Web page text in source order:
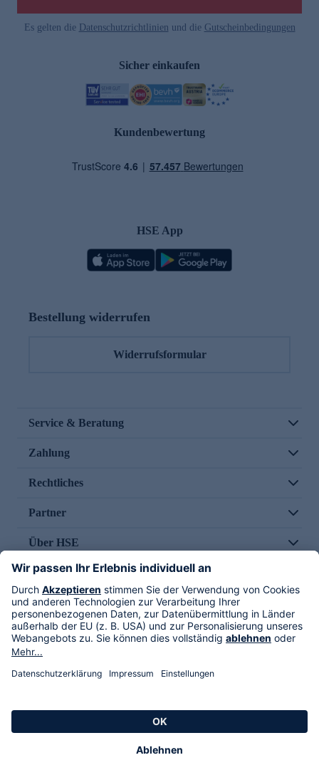
Es gelten die Datenschutzrichtlinien und die Gutscheinbedingungen
Sicher einkaufen
Kundenbewertung
HSE App
Bestellung widerrufen
Widerrufsformular
Service & Beratung
Zahlung
Rechtliches
Partner
Über HSE
Im TV
HSE International